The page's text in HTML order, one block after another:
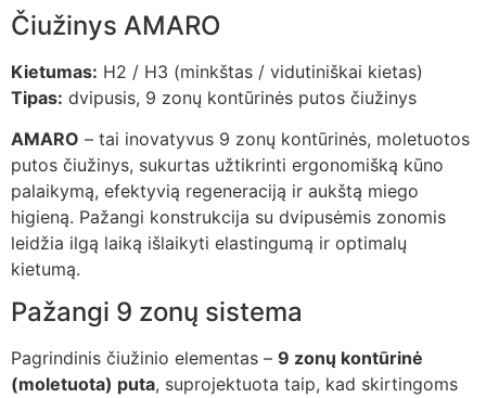
Čiužinys AMARO
Kietumas: H2 / H3 (minkštas / vidutiniškai kietas)
Tipas: dvipusis, 9 zonų kontūrinės putos čiužinys
AMARO – tai inovatyvus 9 zonų kontūrinės, moletuotos
putos čiužinys, sukurtas užtikrinti ergonomišką kūno
palaikymą, efektyvią regeneraciją ir aukštą miego
higieną. Pažangi konstrukcija su dvipusėmis zonomis
leidžia ilgą laiką išlaikyti elastingumą ir optimalų
kietumą.
Pažangi 9 zonų sistema
Pagrindinis čiužinio elementas – 9 zonų kontūrinė
(moletuota) puta, suprojektuota taip, kad skirtingoms